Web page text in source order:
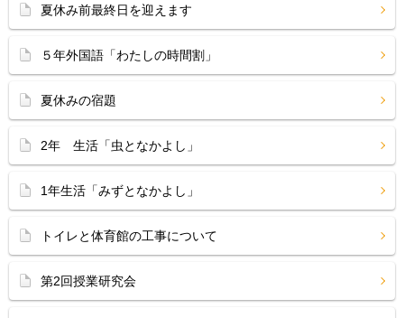
夏休み前最終日を迎えます
５年外国語「わたしの時間割」
夏休みの宿題
2年 生活「虫となかよし」
1年生活「みずとなかよし」
トイレと体育館の工事について
第2回授業研究会